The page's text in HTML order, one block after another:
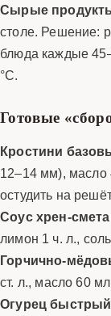
Сырые
столе. Решение:
блюда каждые
°C.
Готовые
Кростини
12–14 мм), масло
остудить на
Соус хрен-
лимон 1 ч. л.,
Горчично-
ст. л., масло 60
Огурец